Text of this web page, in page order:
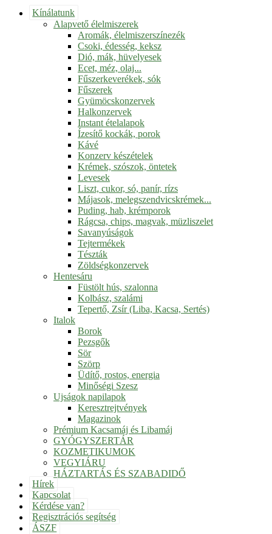
Kínálatunk
Alapvető élelmiszerek
Aromák, élelmiszerszínezék
Csoki, édesség, keksz
Dió, mák, hüvelyesek
Ecet, méz, olaj...
Fűszerkeverékek, sók
Fűszerek
Gyümöcskonzervek
Halkonzervek
Instant ételalapok
Ízesítő kockák, porok
Kávé
Konzerv készételek
Krémek, szószok, öntetek
Levesek
Liszt, cukor, só, panír, rízs
Májasok, melegszendvicskrémek...
Puding, hab, krémporok
Rágcsa, chips, magvak, müzliszelet
Savanyúságok
Tejtermékek
Tészták
Zöldségkonzervek
Hentesáru
Füstölt hús, szalonna
Kolbász, szalámi
Tepertő, Zsír (Liba, Kacsa, Sertés)
Italok
Borok
Pezsgők
Sör
Szörp
Üdítő, rostos, energia
Minőségi Szesz
Ujságok napilapok
Keresztrejtvények
Magazinok
Prémium Kacsamáj és Libamáj
GYÓGYSZERTÁR
KOZMETIKUMOK
VEGYIÁRU
HÁZTARTÁS ÉS SZABADIDŐ
Hírek
Kapcsolat
Kérdése van?
Regisztrációs segítség
ÁSZF